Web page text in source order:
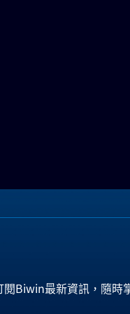
閱Biwin最新資訊，隨時